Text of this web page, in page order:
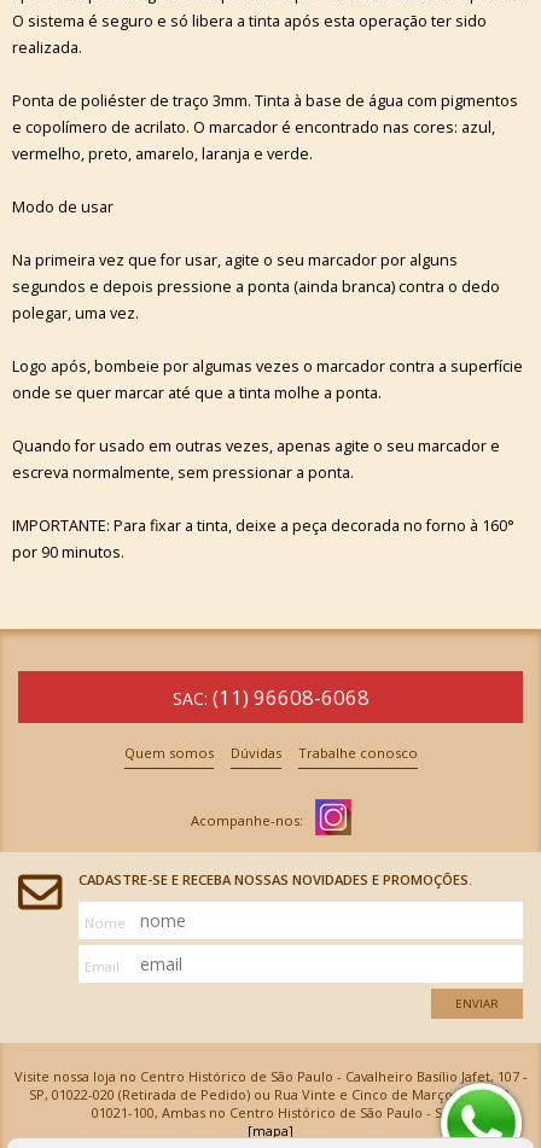
O sistema é seguro e só libera a tinta após esta operação ter sido
realizada.
Ponta de poliéster de traço 3mm. Tinta à base de água com pigmentos
e copolímero de acrilato. O marcador é encontrado nas cores: azul,
vermelho, preto, amarelo, laranja e verde.
Modo de usar
Na primeira vez que for usar, agite o seu marcador por alguns
segundos e depois pressione a ponta (ainda branca) contra o dedo
polegar, uma vez.
Logo após, bombeie por algumas vezes o marcador contra a superfície
onde se quer marcar até que a tinta molhe a ponta.
Quando for usado em outras vezes, apenas agite o seu marcador e
escreva normalmente, sem pressionar a ponta.
IMPORTANTE: Para fixar a tinta, deixe a peça decorada no forno à 160°
por 90 minutos.
SAC: (11) 96608-6068
Quem somos Dúvidas Trabalhe conosco
CADASTRE-SE E RECEBA NOSSAS NOVIDADES E PROMOÇÕES.
Nome
Email
ENVIAR
Visite nossa loja no Centro Histórico de São Paulo - Cavalheiro Basílio Jafet, 107 -
SP, 01022-020 (Retirada de Pedido) ou Rua Vinte e Cinco de Março, 576 - SP,
01021-100, Ambas no Centro Histórico de São Paulo - SP
[mapa]